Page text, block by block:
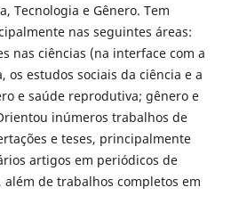
Tecnologia e Gênero. Tem
nas seguintes áreas:
nas ciências (na interface com a
os estudos sociais da ciência e a
e saúde reprodutiva; gênero e
inúmeros trabalhos de
e teses, principalmente
artigos em periódicos de
de trabalhos completos em